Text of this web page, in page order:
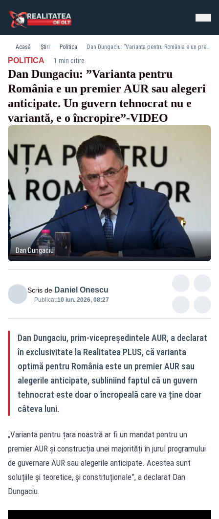
Acasă Știri Politica Dan Dungaciu: ”Varianta pentru România e un premier AUR sau alegeri anticipate. Un guvern tehnocrat nu e variantă, e o încropire”-VIDEO
POLITICA· 1 min citire
Dan Dungaciu: ”Varianta pentru
România e un premier AUR sau alegeri
anticipate. Un guvern tehnocrat nu e
variantă, e o încropire”-VIDEO
Dan Dungaciu
Scris de Daniel Onescu
Publicat:10 iun. 2026, 08:27
Dan Dungaciu, prim-vicepreședintele AUR, a declarat
în exclusivitate la Realitatea PLUS, că varianta
optimă pentru România este un premier AUR sau
alegerile anticipate, subliniind faptul că un guvern
tehnocrat este doar o încropeală care va ține doar
câteva luni.
„Varianta pentru țara noastră ar fi un mandat pentru un
premier AUR și construcția unei majorități în jurul programului
de guvernare AUR sau alegerile anticipate. Acestea sunt
soluțiile și teoretice, și constituționale”, a declarat Dan
Dungaciu.